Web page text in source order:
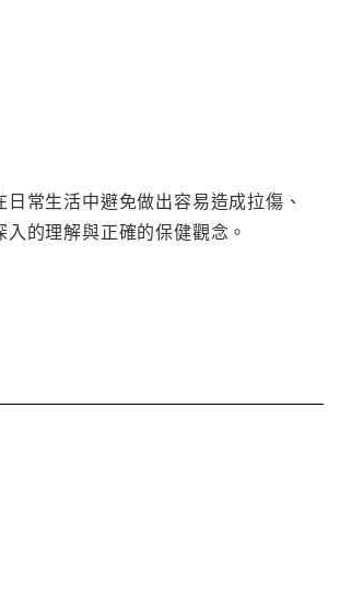
常生活中避免做出容易造成拉傷、
的理解與正確的保健觀念。